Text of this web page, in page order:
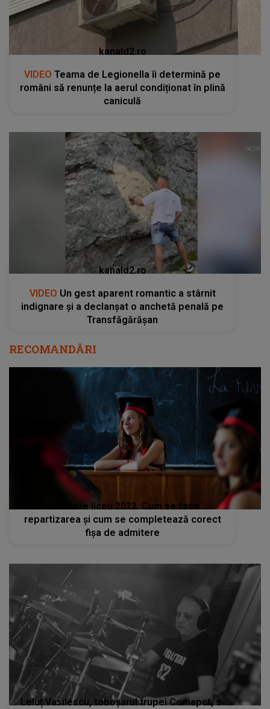
kanald2.ro
VIDEO Teama de Legionella îi determină pe
români să renunțe la aerul condiționat în plină
caniculă
kanald2.ro
VIDEO Un gest aparent romantic a stârnit
indignare și a declanșat o anchetă penală pe
Transfăgărășan
RECOMANDĂRI
Admitere liceu 2022. Cum se face
repartizarea şi cum se completează corect
fişa de admitere
Leluț Vasilescu, toboșarul trupei Comapct, s-